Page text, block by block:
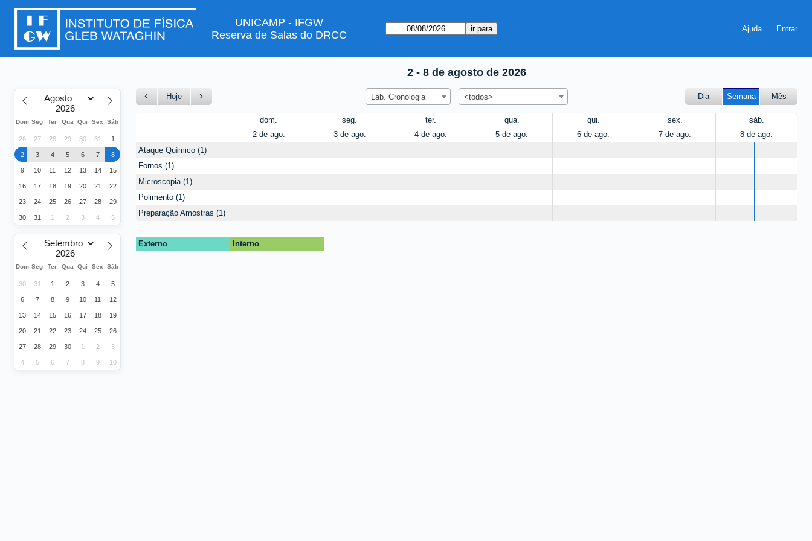
UNICAMP - IFGW
Reserva de Salas do DRCC
Ajuda
Dom Seg Ter Qua Qui Sex Sáb
26 27 28 29 30 31 1
2 3 4 5 6 7 8
9 10 11 12 13 14 15
16 17 18 19 20 21 22
23 24 25 26 27 28 29
30 31 1 2 3 4 5
Dom Seg Ter Qua Qui Sex Sáb
30 31 1 2 3 4 5
6 7 8 9 10 11 12
13 14 15 16 17 18 19
20 21 22 23 24 25 26
27 28 29 30 1 2 3
4 5 6 7 8 9 10
2 - 8 de agosto de 2026
Hoje Lab. Cronologia <todos> Dia Semana Mês
dom. seg. ter. qua. qui. sex.
sáb.
2 de ago.
3 de ago. 4 de ago. 5 de ago. 6 de ago. 7 de ago.
8 de ago.
Ataque Químico 1
Fornos 1
Microscopia 1
Polimento 1
Preparação Amostras 1
Externo Interno